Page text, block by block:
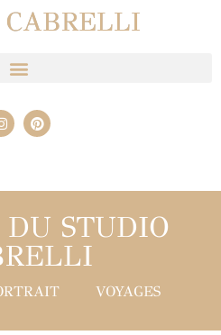
CABRELLI
STUDIO
VOYAGES